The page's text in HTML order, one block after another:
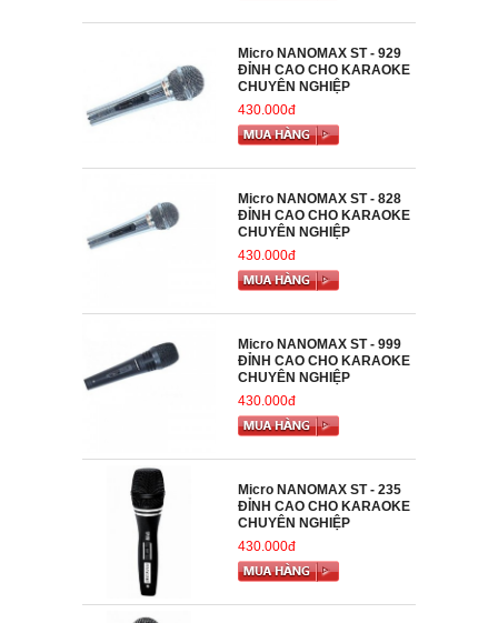
Micro NANOMAX ST - 929
ĐỈNH CAO CHO KARAOKE
CHUYÊN NGHIỆP
430.000đ
Micro NANOMAX ST - 828
ĐỈNH CAO CHO KARAOKE
CHUYÊN NGHIỆP
430.000đ
Micro NANOMAX ST - 999
ĐỈNH CAO CHO KARAOKE
CHUYÊN NGHIỆP
430.000đ
Micro NANOMAX ST - 235
ĐỈNH CAO CHO KARAOKE
CHUYÊN NGHIỆP
430.000đ